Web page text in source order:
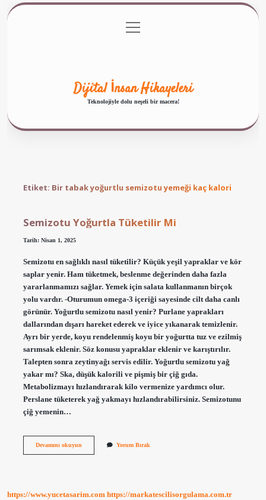
Gizlilik Politikası
menüyü
aç
Dijital İnsan Hikayeleri
Teknolojiyle dolu neşeli bir macera!
Etiket: Bir tabak yoğurtlu semizotu yemeği kaç kalori
Semizotu Yoğurtla Tüketilir Mi
Tarih: Nisan 1, 2025
Semizotu en sağlıklı nasıl tüketilir? Küçük yeşil yapraklar ve kör
saplar yenir. Ham tüketmek, beslenme değerinden daha fazla
yararlanmamızı sağlar. Yemek için salata kullanmanın birçok
yolu vardır. -Oturumun omega-3 içeriği sayesinde cilt daha canlı
görünür. Yoğurtlu semizotu nasıl yenir? Purlane yaprakları
dallarından dışarı hareket ederek ve iyice yıkanarak temizlenir.
Ayrı bir yerde, koyu rendelenmiş koyu bir yoğurtta tuz ve ezilmiş
sarımsak eklenir. Söz konusu yapraklar eklenir ve karıştırılır.
Talepten sonra zeytinyağı servis edilir. Yoğurtlu semizotu yağ
yakar mı? Ska, düşük kalorili ve pişmiş bir çiğ gıda.
Metabolizmayı hızlandırarak kilo vermenize yardımcı olur.
Perslane tüketerek yağ yakmayı hızlandırabilirsiniz. Semizotunu
çiğ yemenin…
Devamını okuyunSemizotu
Yorum Bırak
https://www.yucetasarim.com https://markatescilisorgulama.com.tr